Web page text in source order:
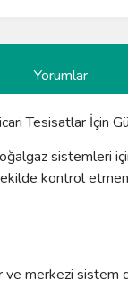
Yorumlar
Tesisatlar İçin
sistemleri
kontrol
merkezi sistem